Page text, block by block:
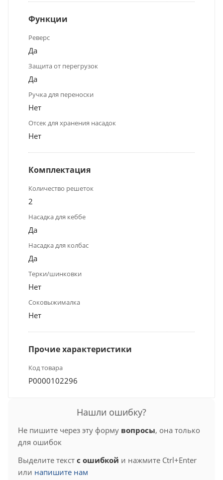
Функции
Реверс
Да
Защита от перегрузок
Да
Ручка для переноски
Нет
Отсек для хранения насадок
Нет
Комплектация
Количество решеток
2
Насадка для кеббе
Да
Насадка для колбас
Да
Терки/шинковки
Нет
Соковыжималка
Нет
Прочие характеристики
Код товара
Р0000102296
Нашли ошибку?
Не пишите через эту форму вопросы, она только
для ошибок
Выделите текст с ошибкой и нажмите Ctrl+Enter
или напишите нам